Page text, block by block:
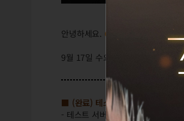
안녕하세요. GM늘봄날
9월 17일 수요일 테스트 서버 점검
■ (완료) 테스트 서버 점검
오전
- 테스트 서버 점검 간에는 테스트